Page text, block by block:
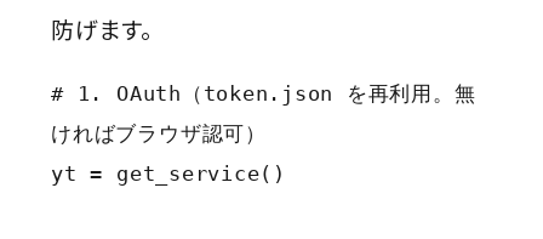
防げます。
# 1. OAuth（token.json を再利用。無
ければブラウザ認可）
yt = get_service()